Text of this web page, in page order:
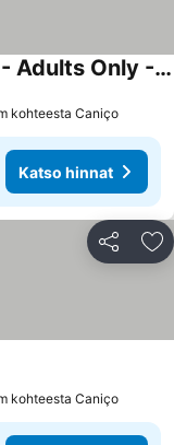
Cais 68 Luxury Boutique Villa - Adults Only - 24h Concierge
kohteesta Caniço
Katso hinnat
Jaa
kohteesta Caniço